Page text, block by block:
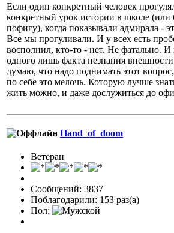
Если один конкретный человек
конкретный урок истории в школе (или
пофигу), когда показывали адмирала -
Все мы прогуливали. И у всех есть
восполнил, кто-то - нет. Не фатально. И
одного лишь факта незнания
думаю, что надо поднимать этот
по себе это мелочь. Которую лучше
жить можно, и даже дослужиться до
Hand_of_doom
Ветеран
Сообщений: 3837
Поблагодарили: 153 раз(а)
Пол: